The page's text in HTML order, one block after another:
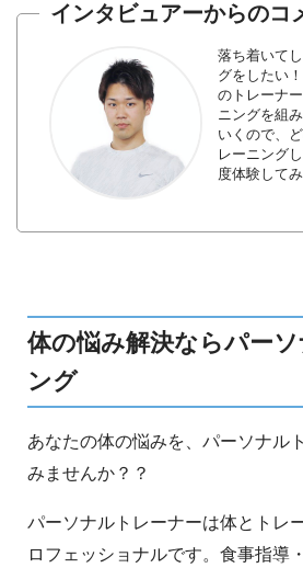
インタビュアーからのコ
落ち着いて
グをしたい
のトレーナ
ニングを組
いくので、
レーニング
度体験して
体の悩み解決ならパー
ング
あなたの体の悩みを、パーソナル
みませんか？？
パーソナルトレーナーは体とトレ
ロフェッショナルです。食事指導